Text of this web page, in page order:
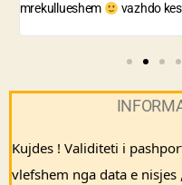
mrekullueshem
vazhdo
Kujdes ! Validiteti i
vlefshem nga data e